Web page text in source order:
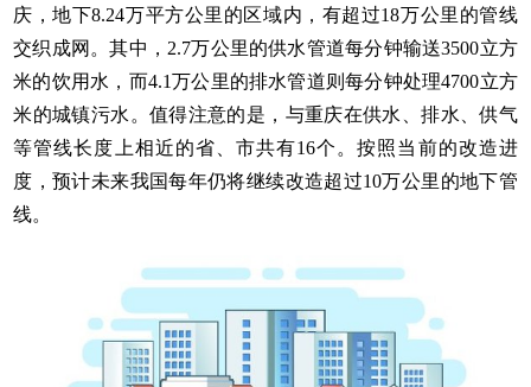
庆，地下8.24万平方公里的区域内，有超过18万公里的管线
交织成网。其中，2.7万公里的供水管道每分钟输送3500立方
米的饮用水，而4.1万公里的排水管道则每分钟处理4700立方
米的城镇污水。值得注意的是，与重庆在供水、排水、供气
等管线长度上相近的省、市共有16个。按照当前的改造进
度，预计未来我国每年仍将继续改造超过10万公里的地下管
线。